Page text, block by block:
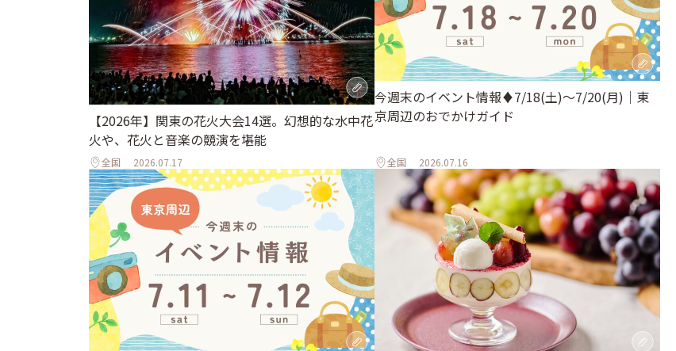
【2026年】関東の花火大会14選。幻想的な水中花
火や、花火と音楽の競演を堪能
全国 2026.07.17
今週末のイベント情報♦︎7/18(土)〜7/20(月)｜東
京周辺のおでかけガイド
全国 2026.07.16